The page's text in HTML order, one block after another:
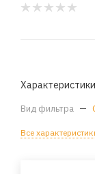
Характеристики
Вид фильтра —
Все